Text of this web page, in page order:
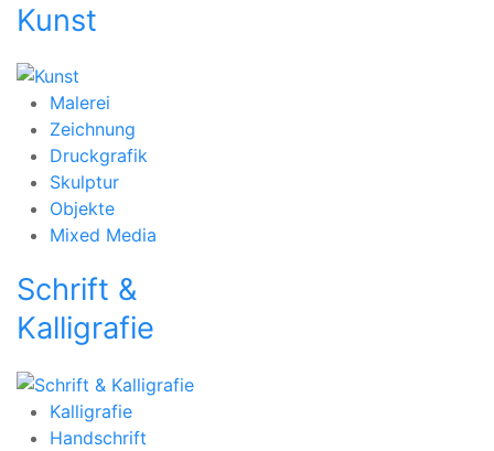
Kunst
Malerei
Zeichnung
Druckgrafik
Skulptur
Objekte
Mixed Media
Schrift &
Kalligrafie
Kalligrafie
Handschrift